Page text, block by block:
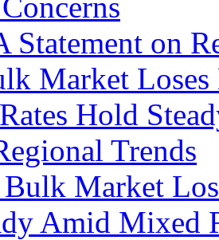
Statement on
Market
Amid Mixed